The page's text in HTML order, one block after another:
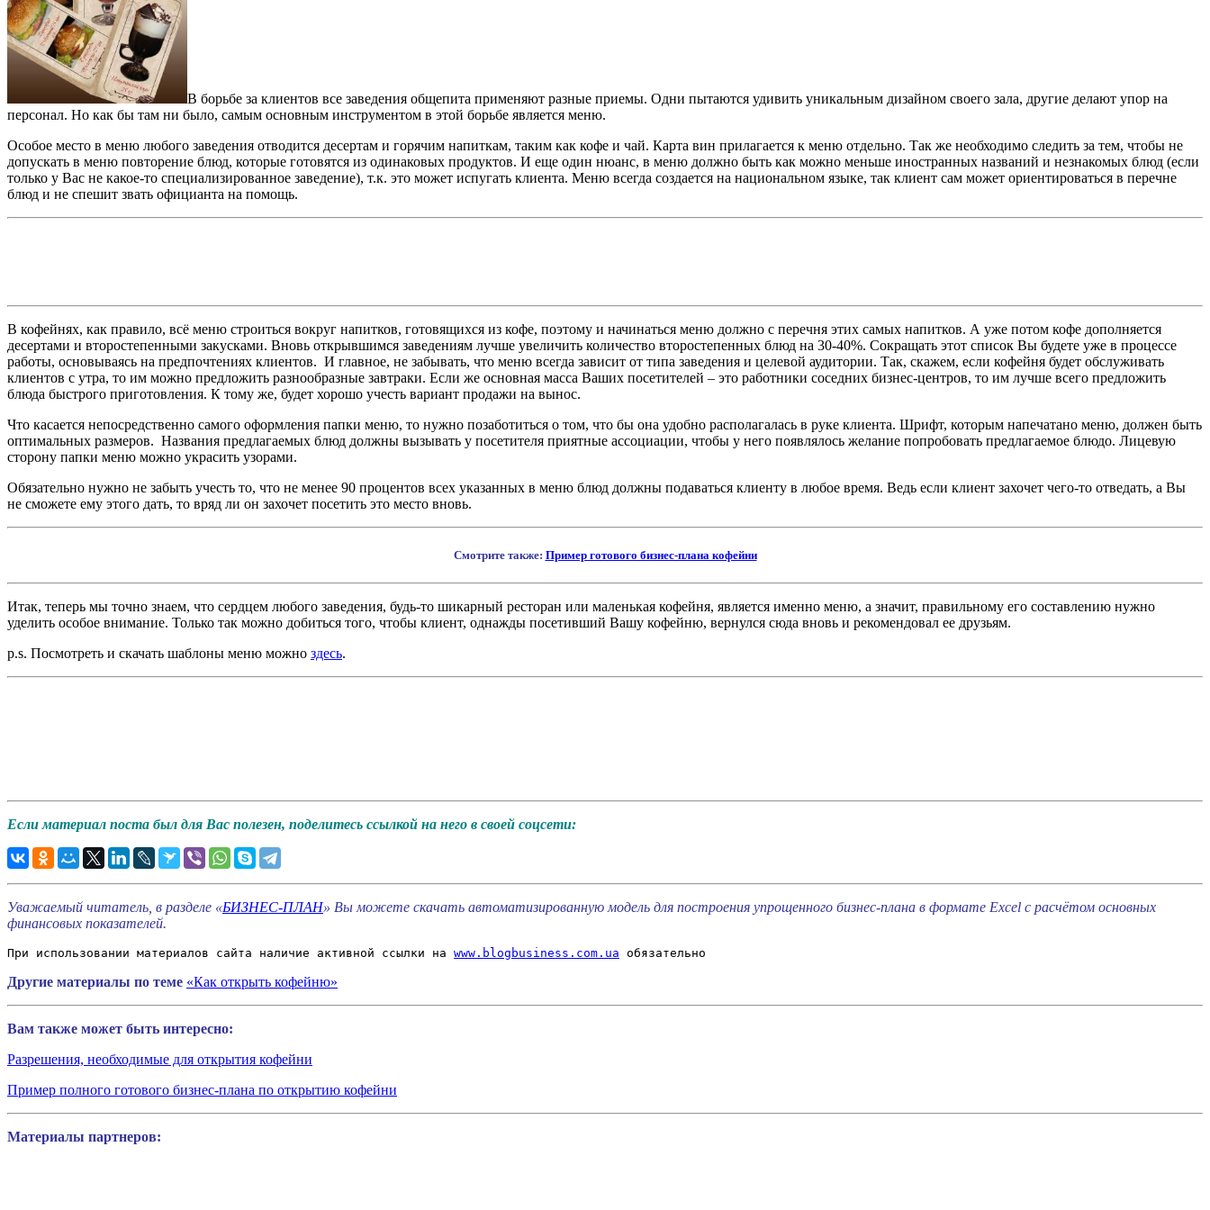
В борьбе за клиентов все заведения общепита применяют разные приемы. Одни пытаются удивить уникальным дизайном своего зала, другие делают упор на
персонал. Но как бы там ни было, самым основным инструментом в этой борьбе является меню.
Особое место в меню любого заведения отводится десертам и горячим напиткам, таким как кофе и чай. Карта вин прилагается к меню отдельно. Так же необходимо следить за тем, чтобы не
допускать в меню повторение блюд, которые готовятся из одинаковых продуктов. И еще один нюанс, в меню должно быть как можно меньше иностранных названий и незнакомых блюд (если
только у Вас не какое-то специализированное заведение), т.к. это может испугать клиента. Меню всегда создается на национальном языке, так клиент сам может ориентироваться в перечне
блюд и не спешит звать официанта на помощь.
В кофейнях, как правило, всё меню строиться вокруг напитков, готовящихся из кофе, поэтому и начинаться меню должно с перечня этих самых напитков. А уже потом кофе дополняется
десертами и второстепенными закусками. Вновь открывшимся заведениям лучше увеличить количество второстепенных блюд на 30-40%. Сокращать этот список Вы будете уже в процессе
работы, основываясь на предпочтениях клиентов. И главное, не забывать, что меню всегда зависит от типа заведения и целевой аудитории. Так, скажем, если кофейня будет обслуживать
клиентов с утра, то им можно предложить разнообразные завтраки. Если же основная масса Ваших посетителей – это работники соседних бизнес-центров, то им лучше всего предложить
блюда быстрого приготовления. К тому же, будет хорошо учесть вариант продажи на вынос.
Что касается непосредственно самого оформления папки меню, то нужно позаботиться о том, что бы она удобно располагалась в руке клиента. Шрифт, которым напечатано меню, должен быть
оптимальных размеров. Названия предлагаемых блюд должны вызывать у посетителя приятные ассоциации, чтобы у него появлялось желание попробовать предлагаемое блюдо. Лицевую
сторону папки меню можно украсить узорами.
Обязательно нужно не забыть учесть то, что не менее 90 процентов всех указанных в меню блюд должны подаваться клиенту в любое время. Ведь если клиент захочет чего-то отведать, а Вы
не сможете ему этого дать, то вряд ли он захочет посетить это место вновь.
Смотрите также: Пример готового бизнес-плана кофейни
Итак, теперь мы точно знаем, что сердцем любого заведения, будь-то шикарный ресторан или маленькая кофейня, является именно меню, а значит, правильному его составлению нужно
уделить особое внимание. Только так можно добиться того, чтобы клиент, однажды посетивший Вашу кофейню, вернулся сюда вновь и рекомендовал ее друзьям.
p.s. Посмотреть и скачать шаблоны меню можно здесь.
Если материал поста был для Вас полезен, поделитесь ссылкой на него в своей соцсети:
Уважаемый читатель, в разделе «БИЗНЕС-ПЛАН» Вы можете скачать автоматизированную модель для построения упрощенного бизнес-плана в формате Excel с расчётом основных
финансовых показателей.
При использовании материалов сайта наличие активной ссылки на www.blogbusiness.com.ua обязательно
Другие материалы по теме «Как открыть кофейню»
Вам также может быть интересно:
Разрешения, необходимые для открытия кофейни
Пример полного готового бизнес-плана по открытию кофейни
Материалы партнеров: